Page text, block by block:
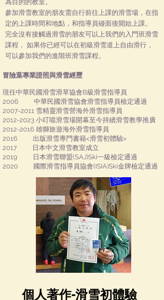
為目的的教室。
參加滑雪教室的朋友需自行前往上課的滑雪場，在指
定的上課時間和地點，和指導員碰面後開始上課。
完全沒有接觸過滑雪的朋友可以上我們的入門班滑雪
課程， 如果你已經可以在初級滑雪道上自由滑行，
可以參加我們的進階班滑雪課程。
冒險葉專業證照與滑雪經歷
現任中華民國滑雪滑草協會B級滑雪指導員
2006 中華民國滑雪協會滑雪指導員檢定通過
2007-2011 雪精靈滑雪營海外滑雪指導員
2012-2023 小叮噹滑雪場開幕至今持續滑雪教學推廣
2012-2016 雄獅旅遊海外滑雪指導員
​2016 出版滑雪專門書籍<滑雪初體驗>
2017 日本中文滑雪教室成立
2019 日本滑雪聯盟(SAJ)Ski一級檢定通過
2020 國際滑雪指導員協會(ISIA)Ski金牌檢定通過
個人著作-滑雪初體驗